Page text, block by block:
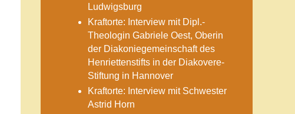
Ludwigsburg
Kraftorte: Interview mit Dipl.-
Theologin Gabriele Oest, Oberin
der Diakoniegemeinschaft des
Henriettenstifts in der Diakovere-
Stiftung in Hannover
Kraftorte: Interview mit Schwester
Astrid Horn